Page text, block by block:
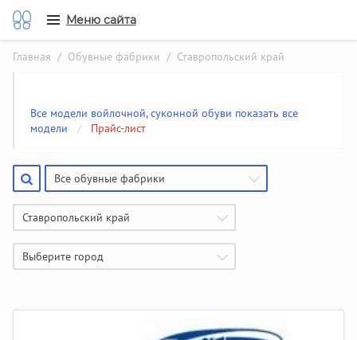
Меню сайта
Главная / Обувные фабрики / Ставропольский край
Все модели войлочной, суконной обуви показать все
модели
/ Прайс-лист
Все обувные фабрики
Ставропольский край
Выберите город